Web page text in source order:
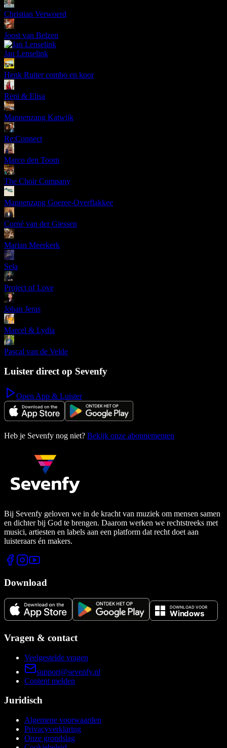
Christian Verwoerd
Joost van Belzen
Jan Lenselink
Henk Ruiter combo en koor
Reni & Elisa
Mannenzang Katwijk
Re:Connect
Marco den Toom
The Choir Company
Mannenzang Goeree-Overflakkee
Corné van der Giessen
Marian Meerkerk
Sela
Project of Love
Johan Jeras
Marcel & Lydia
Pascal van de Velde
Luister direct op Sevenfy
Open App & Luister
Heb je Sevenfy nog niet? Bekijk onze abonnementen
Bij Sevenfy geloven we in de kracht van muziek om mensen samen
en dichter bij God te brengen. Daarom werken we rechtstreeks met
musici, artiesten en labels aan een platform dat recht doet aan
luisteraars én makers.
Download
Vragen & contact
Veelgestelde vragen
support@sevenfy.nl
Content melden
Juridisch
Algemene voorwaarden
Privacyverklaring
Onze grondslag